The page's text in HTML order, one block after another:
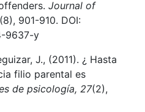
Journal of
(8), 901-910. DOI:
9637-y
J., (2011). ¿ Hasta
filio parental es
de psicología, 27(2),